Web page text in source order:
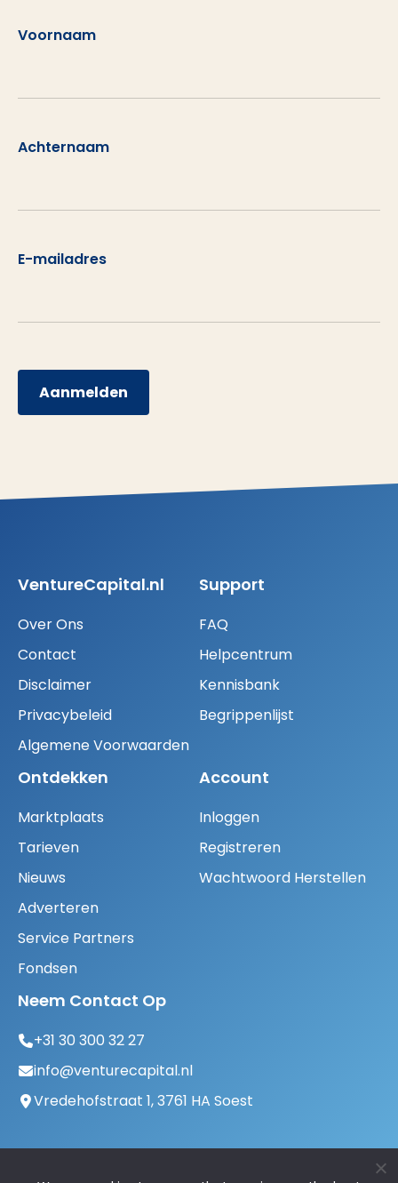
Voornaam
Achternaam
E-mailadres
Aanmelden
VentureCapital.nl
Over Ons
Contact
Disclaimer
Privacybeleid
Algemene Voorwaarden
Support
FAQ
Helpcentrum
Kennisbank
Begrippenlijst
Ontdekken
Marktplaats
Tarieven
Nieuws
Adverteren
Service Partners
Fondsen
Account
Inloggen
Registreren
Wachtwoord Herstellen
Neem Contact Op
+31 30 300 32 27
info@venturecapital.nl
Vredehofstraat 1, 3761 HA Soest